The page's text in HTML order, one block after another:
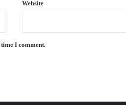
Website
I comment.